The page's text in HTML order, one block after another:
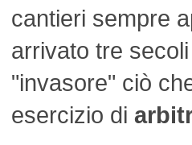
cantieri sempre
arrivato tre
"invasore" ciò
esercizio di